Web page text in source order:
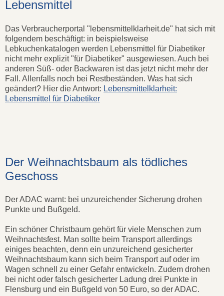
Lebensmittel
Das Verbraucherportal "lebensmittelklarheit.de" hat sich mit
folgendem beschäftigt: in beispielsweise
Lebkuchenkatalogen werden Lebensmittel für Diabetiker
nicht mehr explizit "für Diabetiker" ausgewiesen. Auch bei
anderen Süß- oder Backwaren ist das jetzt nicht mehr der
Fall. Allenfalls noch bei Restbeständen. Was hat sich
geändert? Hier die Antwort: Lebensmittelklarheit:
Lebensmittel für Diabetiker
Der Weihnachtsbaum als tödliches
Geschoss
Der ADAC warnt: bei unzureichender Sicherung drohen
Punkte und Bußgeld.
Ein schöner Christbaum gehört für viele Menschen zum
Weihnachtsfest. Man sollte beim Transport allerdings
einiges beachten, denn ein unzureichend gesicherter
Weihnachtsbaum kann sich beim Transport auf oder im
Wagen schnell zu einer Gefahr entwickeln. Zudem drohen
bei nicht oder falsch gesicherter Ladung drei Punkte in
Flensburg und ein Bußgeld von 50 Euro, so der ADAC.